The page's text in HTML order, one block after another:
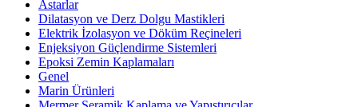
Astarlar
Dilatasyon ve Derz Dolgu Mastikleri
Elektrik İzolasyon ve Döküm Reçineleri
Enjeksiyon Güçlendirme Sistemleri
Epoksi Zemin Kaplamaları
Genel
Marin Ürünleri